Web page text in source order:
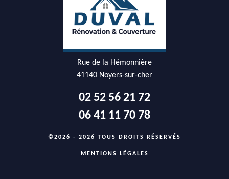
Rue de la Hémonnière
41140 Noyers-sur-cher
02 52 56 21 72
06 41 11 70 78
©2026 - 2026 TOUS DROITS RÉSERVÉS
MENTIONS LÉGALES